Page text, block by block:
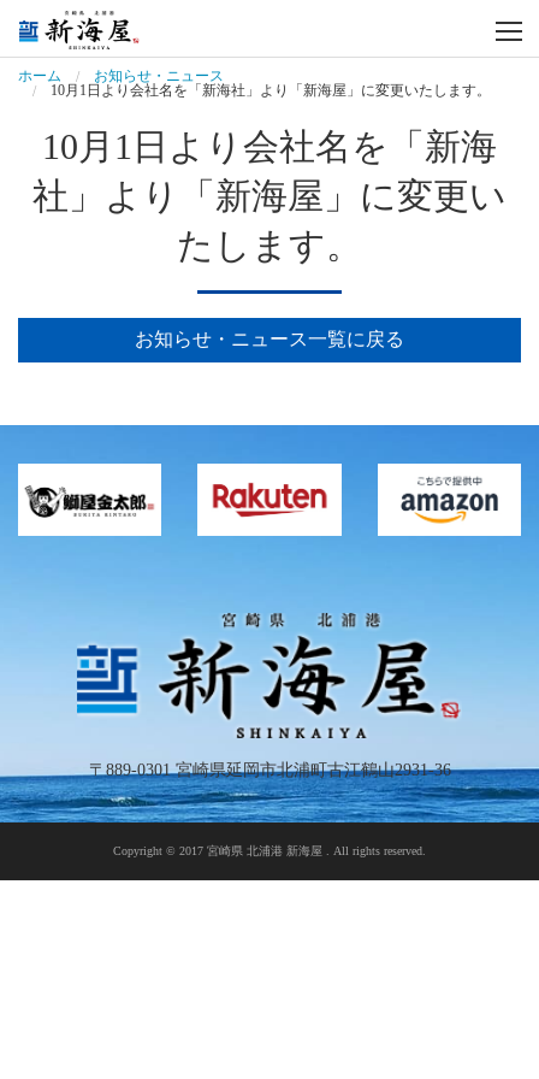
トップページ
事業内容
会社案内
お知らせ
ホーム
お知らせ・ニュース
10月1日より会社名を「新海社」より「新海屋」に変更いたします。
10月1日より会社名を「新海
社」より「新海屋」に変更い
たします。
お知らせ・ニュース一覧に戻る
〒889-0301 宮崎県延岡市北浦町古江鶴山2931-36
Copyright © 2017 宮崎県 北浦港 新海屋 . All rights reserved.